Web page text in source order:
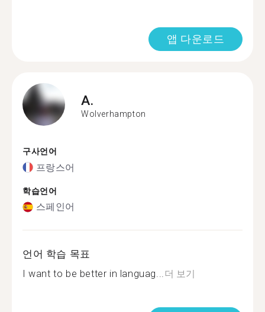
앱 다운로드
A.
Wolverhampton
구사언어
프랑스어
학습언어
스페인어
언어 학습 목표
I want to be better in languag...더 보기